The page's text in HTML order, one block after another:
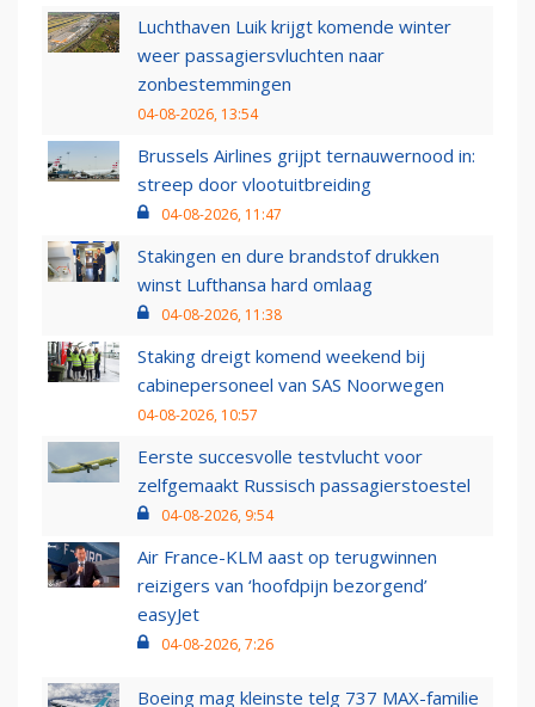
Luchthaven Luik krijgt komende winter
weer passagiersvluchten naar
zonbestemmingen
04-08-2026, 13:54
Brussels Airlines grijpt ternauwernood in:
streep door vlootuitbreiding
04-08-2026, 11:47
Stakingen en dure brandstof drukken
winst Lufthansa hard omlaag
04-08-2026, 11:38
Staking dreigt komend weekend bij
cabinepersoneel van SAS Noorwegen
04-08-2026, 10:57
Eerste succesvolle testvlucht voor
zelfgemaakt Russisch passagierstoestel
04-08-2026, 9:54
Air France-KLM aast op terugwinnen
reizigers van ‘hoofdpijn bezorgend’
easyJet
04-08-2026, 7:26
Boeing mag kleinste telg 737 MAX-familie